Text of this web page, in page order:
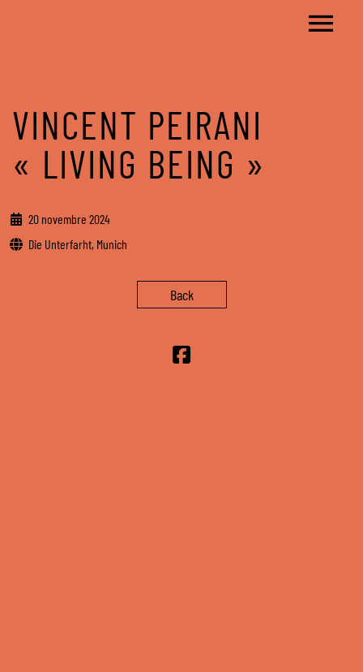
VINCENT PEIRANI
« LIVING BEING »
20 novembre 2024
Die Unterfarht, Munich
Back